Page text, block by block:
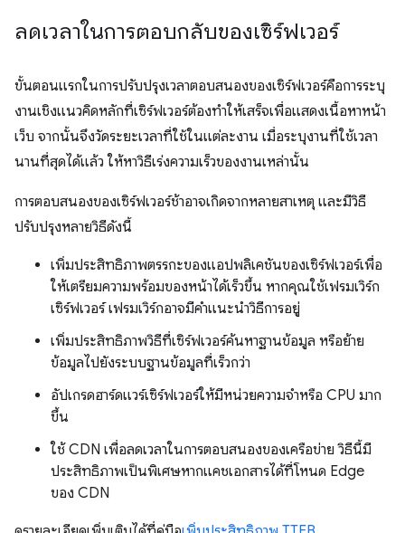
ลดเวลาในการตอบกลับของเซิร์ฟเวอร์
ขั้นตอนแรกในการปรับปรุงเวลาตอบสนองของเซิร์ฟเวอร์คือการระบุ
งานเชิงแนวคิดหลักที่เซิร์ฟเวอร์ต้องทำให้เสร็จเพื่อแสดงเนื้อหาหน้า
เว็บ จากนั้นจึงวัดระยะเวลาที่ใช้ในแต่ละงาน เมื่อระบุงานที่ใช้เวลา
นานที่สุดได้แล้ว ให้หาวิธีเร่งความเร็วของงานเหล่านั้น
การตอบสนองของเซิร์ฟเวอร์ช้าอาจเกิดจากหลายสาเหตุ และมีวิธี
ปรับปรุงหลายวิธีดังนี้
เพิ่มประสิทธิภาพตรรกะของแอปพลิเคชันของเซิร์ฟเวอร์เพื่อ
ให้เตรียมความพร้อมของหน้าได้เร็วขึ้น หากคุณใช้เฟรมเวิร์ก
เซิร์ฟเวอร์ เฟรมเวิร์กอาจมีคำแนะนำวิธีการอยู่
เพิ่มประสิทธิภาพวิธีที่เซิร์ฟเวอร์ค้นหาฐานข้อมูล หรือย้าย
ข้อมูลไปยังระบบฐานข้อมูลที่เร็วกว่า
อัปเกรดฮาร์ดแวร์เซิร์ฟเวอร์ให้มีหน่วยความจำหรือ CPU มาก
ขึ้น
ใช้ CDN เพื่อลดเวลาในการตอบสนองของเครือข่าย วิธีนี้มี
ประสิทธิภาพเป็นพิเศษหากแคชเอกสารได้ที่โหนด Edge
ของ CDN